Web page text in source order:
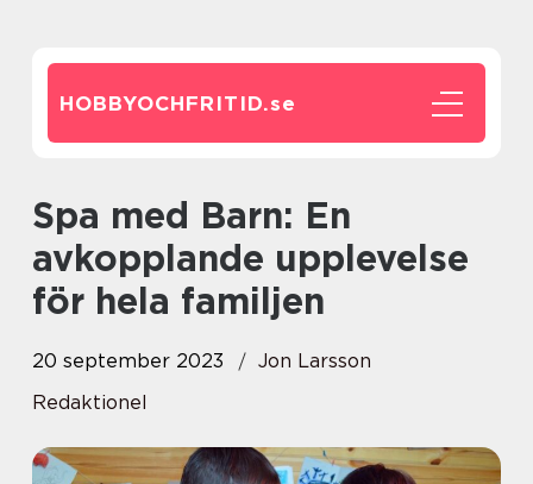
HOBBYOCHFRITID.se
Spa med Barn: En
avkopplande upplevelse
för hela familjen
20 september 2023
Jon Larsson
Redaktionel